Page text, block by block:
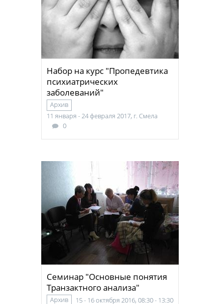
Набор на курс "Пропедевтика
психиатрических
заболеваний"
Архив
11 января - 24 февраля 2017, г. Смела
0
Семинар "Основные понятия
Транзактного анализа"
Архив 15 - 16 октября 2016, 08:30 - 13:30